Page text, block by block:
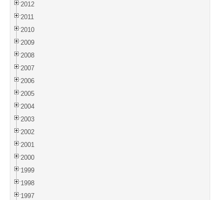
2012
2011
2010
2009
2008
2007
2006
2005
2004
2003
2002
2001
2000
1999
1998
1997